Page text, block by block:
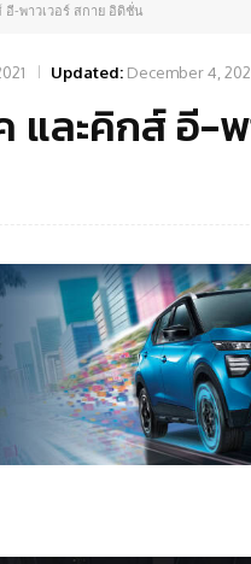
อี-พาวเวอร์ สกาย อิดิชั่น
Updated: December 4,
และคิกส์ อี-